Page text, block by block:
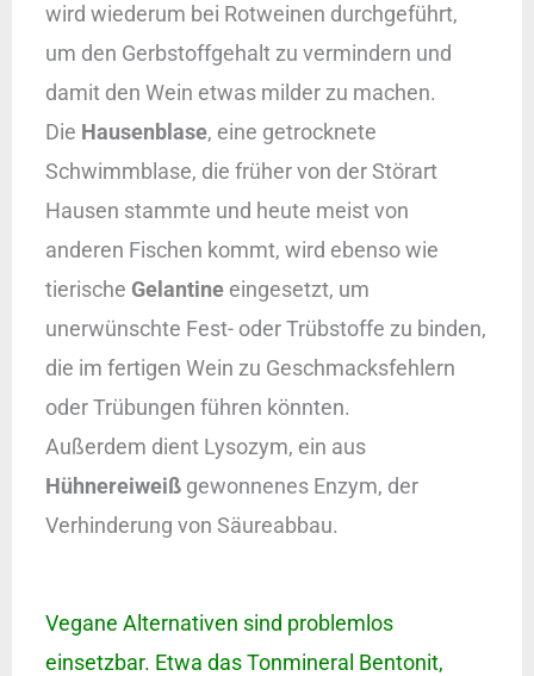
wird wiederum bei Rotweinen durchgeführt,
um den Gerbstoffgehalt zu vermindern und
damit den Wein etwas milder zu machen.
Die Hausenblase, eine getrocknete
Schwimmblase, die früher von der Störart
Hausen stammte und heute meist von
anderen Fischen kommt, wird ebenso wie
tierische Gelantineeingesetzt, um
unerwünschte Fest- oder Trübstoffe zu binden,
die im fertigen Wein zu Geschmacksfehlern
oder Trübungen führen könnten.
Außerdem dient Lysozym, ein aus
Hühnereiweißgewonnenes Enzym, der
Verhinderung von Säureabbau.
Vegane Alternativen sind problemlos
einsetzbar. Etwa das Tonmineral Bentonit,